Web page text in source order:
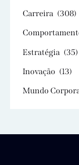
Carreira (308)
Estratégia (35)
Inovação (13)
Mundo